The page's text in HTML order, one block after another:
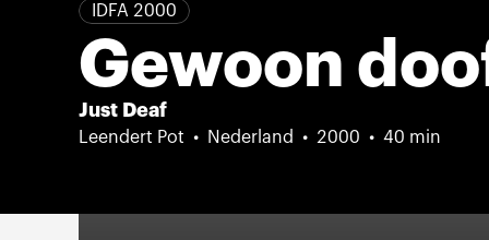
IDFA 2000
Gewoon
Just Deaf
Leendert Pot Nederland 2000 40 min